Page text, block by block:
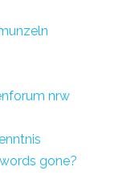
nrw
gone?